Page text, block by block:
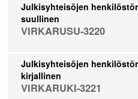
Julkisyhteisöjen
suullinen
VIRKARUSU-3220
Julkisyhteisöjen
kirjallinen
VIRKARUKI-3221